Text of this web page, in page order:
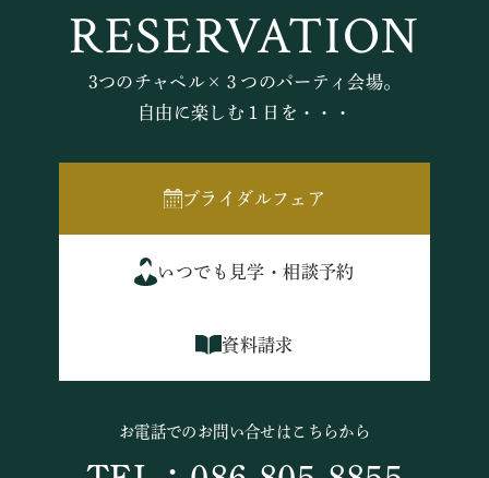
RESERVATION
3つのチャペル×３つのパーティ会場。
自由に楽しむ１日を・・・
ブライダルフェア
いつでも見学・相談予約
資料請求
お電話でのお問い合せはこちらから